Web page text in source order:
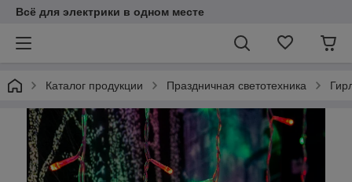
Всё для электрики в одном месте
Каталог продукции Праздничная светотехника